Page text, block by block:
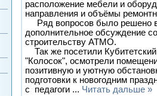
расположение мебели и
направления и объёмы
Ряд вопросов было решено
дополнительное обсуждение
строительству АТМО.
Так же посетили
"Колосок", осмотрели
позитивную и уютную
подготовки к новогодним
с педагоги ... Читать дальше »